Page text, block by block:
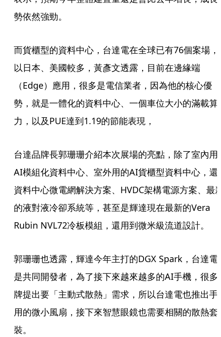
勢依然強勁。
而貨櫃型的資料中心，台達電在全球已有76個案場，
以日本、美國較多，黃彥文透露，目前在邊緣端
（Edge）應用，很多是電信業者，因為他的核心優
勢，就是一體化的資料中心、一個車位大小的滿載算
力，以及PUE達到1.19的節能表現，
台達品牌長郭珊珊介紹本次展場的亮點，除了室內用
AI模組化資料中心、室外用的AI貨櫃型資料中心，還
資料中心微電網解決方案、HVDC架構電源方案、最
的液對液冷卻系統等，甚至是輝達現在最新的Vera
Rubin NVL72冷板模組，還用到微米級流道設計。
郭珊珊也透露，輝達今年主打的DGX Spark，台達電
是共同開發者，為了接下來越來越多的AI手機，很多
牌提出要「主動式散熱」需求，所以台達電也推出手
用的微小風扇，接下來智慧眼鏡也需要相關的散熱套
裝。